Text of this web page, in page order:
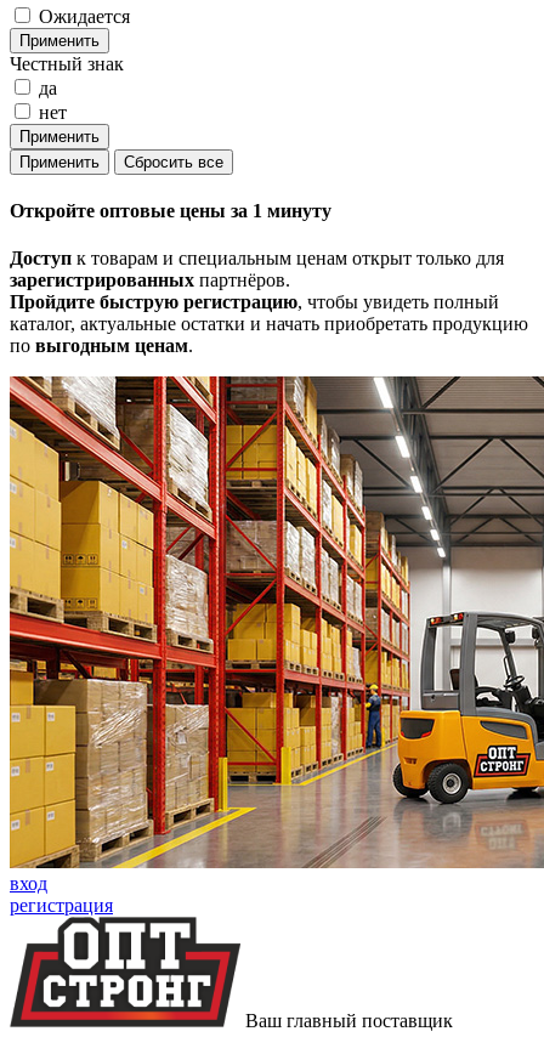
Ожидается
Честный знак
да
нет
Откройте оптовые цены за 1 минуту
Доступ к товарам и специальным ценам открыт только для
зарегистрированных партнёров.
Пройдите быструю регистрацию, чтобы увидеть полный
каталог, актуальные остатки и начать приобретать продукцию
по выгодным ценам.
вход
регистрация
Ваш главный поставщик